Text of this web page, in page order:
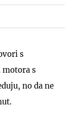
s
s
no da ne